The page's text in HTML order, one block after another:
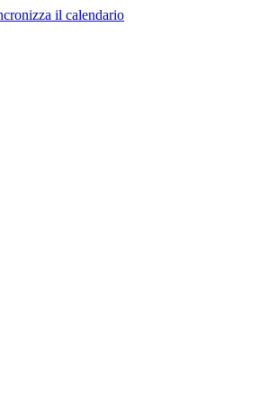
il calendario